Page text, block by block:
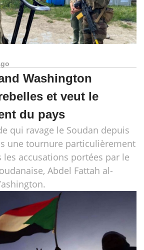
Washington
et veut le
du pays
qui ravage le Soudan depuis
une tournure particulièrement
accusations portées par le
Abdel Fattah al-